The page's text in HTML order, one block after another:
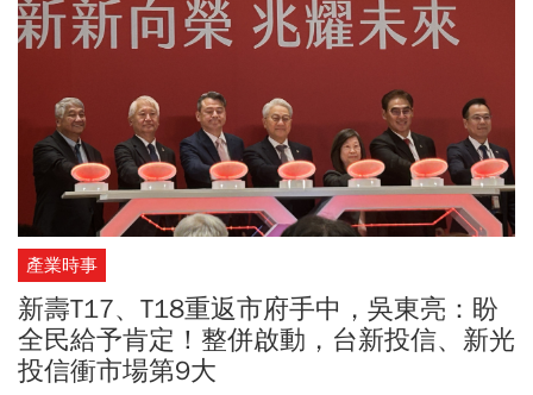
產業時事
新壽T17、T18重返市府手中，吳東亮：盼
全民給予肯定！整併啟動，台新投信、新光
投信衝市場第9大